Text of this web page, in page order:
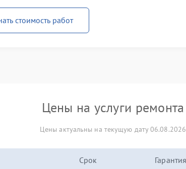
стоимость работ
Цены на услуги ремонта
Цены актуальны на текущую дату 06.08.2026
Срок Гарантия